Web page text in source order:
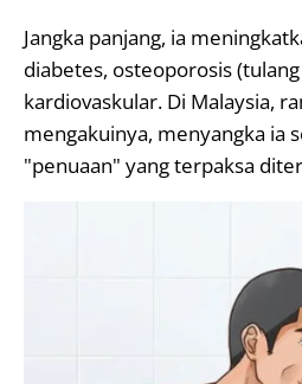
Jangka panjang, ia
diabetes, osteoporosis
kardiovaskular. Di Malaysia,
mengakuinya, menyangka ia
"penuaan" yang terpaksa